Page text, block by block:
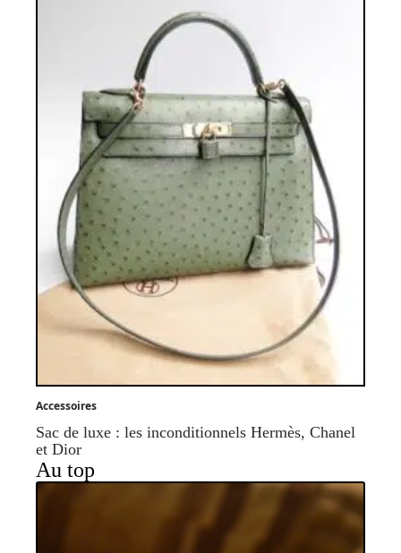
Accessoires
Sac de luxe : les inconditionnels Hermès, Chanel
et Dior
Au top